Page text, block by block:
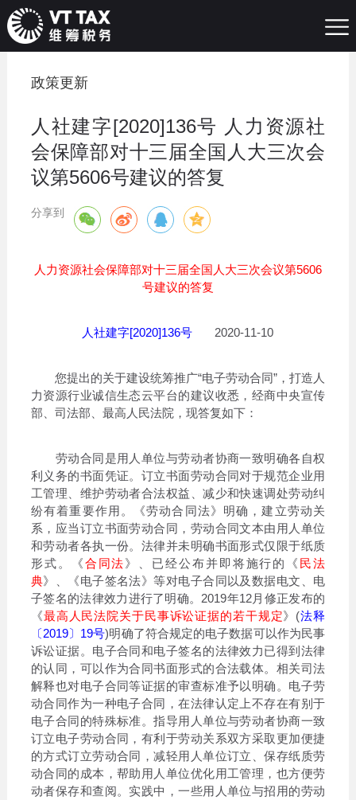
政策更新
人社建字[2020]136号 人力资源社
会保障部对十三届全国人大三次会
议第5606号建议的答复
分享到
人力资源社会保障部对十三届全国人大三次会议第5606
号建议的答复
人社建字[2020]136号 2020-11-10
您提出的关于建设统筹推广“电子劳动合同”，打造人
力资源行业诚信生态云平台的建议收悉，经商中央宣传
部、司法部、最高人民法院，现答复如下：
劳动合同是用人单位与劳动者协商一致明确各自权
利义务的书面凭证。订立书面劳动合同对于规范企业用
工管理、维护劳动者合法权益、减少和快速调处劳动纠
纷有着重要作用。《劳动合同法》明确，建立劳动关
系，应当订立书面劳动合同，劳动合同文本由用人单位
和劳动者各执一份。法律并未明确书面形式仅限于纸质
形式。《合同法》、已经公布并即将施行的《 民法
典》、《电子签名法》等对电子合同以及数据电文、电
子签名的法律效力进行了明确。2019年12月修正发布的
《最高人民法院关于民事诉讼证据的若干规定》(法释
〔2019〕19号)明确了符合规定的电子数据可以作为民事
诉讼证据。电子合同和电子签名的法律效力已得到法律
的认同，可以作为合同书面形式的合法载体。相关司法
解释也对电子合同等证据的审查标准予以明确。电子劳
动合同作为一种电子合同，在法律认定上不存在有别于
电子合同的特殊标准。指导用人单位与劳动者协商一致
订立电子劳动合同，有利于劳动关系双方采取更加便捷
的方式订立劳动合同，减轻用人单位订立、保存纸质劳
动合同的成本，帮助用人单位优化用工管理，也方便劳
动者保存和查阅。实践中，一些用人单位与招用的劳动